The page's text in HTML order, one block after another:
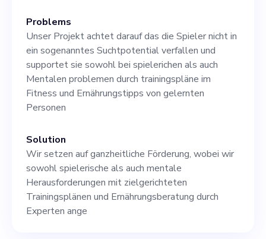
Problems
Unser Projekt achtet darauf das die Spieler nicht in
ein sogenanntes Suchtpotential verfallen und
supportet sie sowohl bei spielerichen als auch
Mentalen problemen durch trainingspläne im
Fitness und Ernährungstipps von gelernten
Personen
Solution
Wir setzen auf ganzheitliche Förderung, wobei wir
sowohl spielerische als auch mentale
Herausforderungen mit zielgerichteten
Trainingsplänen und Ernährungsberatung durch
Experten ange